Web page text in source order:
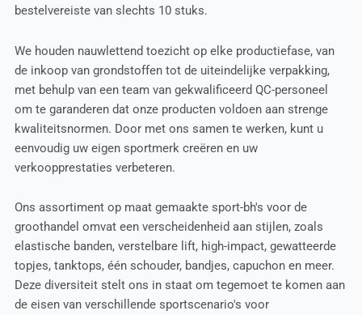
bestelvereiste van slechts 10 stuks.
We houden nauwlettend toezicht op elke productiefase, van
de inkoop van grondstoffen tot de uiteindelijke verpakking,
met behulp van een team van gekwalificeerd QC-personeel
om te garanderen dat onze producten voldoen aan strenge
kwaliteitsnormen. Door met ons samen te werken, kunt u
eenvoudig uw eigen sportmerk creëren en uw
verkoopprestaties verbeteren.
Ons assortiment op maat gemaakte sport-bh's voor de
groothandel omvat een verscheidenheid aan stijlen, zoals
elastische banden, verstelbare lift, high-impact, gewatteerde
topjes, tanktops, één schouder, bandjes, capuchon en meer.
Deze diversiteit stelt ons in staat om tegemoet te komen aan
de eisen van verschillende sportscenario's voor